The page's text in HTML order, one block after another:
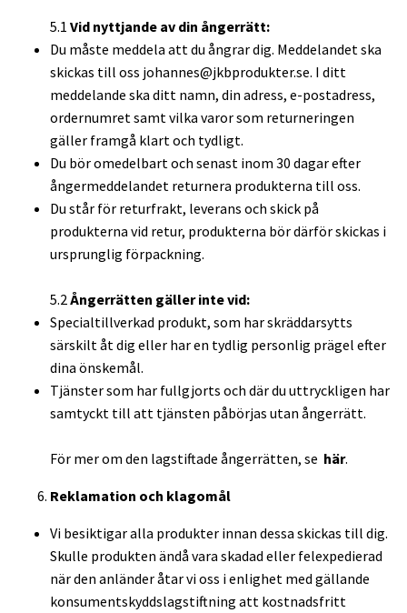
5.1 Vid nyttjande av din ångerrätt:
Du måste meddela att du ångrar dig. Meddelandet ska
skickas till oss johannes@jkbprodukter.se. I ditt
meddelande ska ditt namn, din adress, e-postadress,
ordernumret samt vilka varor som returneringen
gäller framgå klart och tydligt.
Du bör omedelbart och senast inom 30 dagar efter
ångermeddelandet returnera produkterna till oss.
Du står för returfrakt, leverans och skick på
produkterna vid retur, produkterna bör därför skickas i
ursprunglig förpackning.
5.2Ångerrätten gäller inte vid:
Specialtillverkad produkt, som har skräddarsytts
särskilt åt dig eller har en tydlig personlig prägel efter
dina önskemål.
Tjänster som har fullgjorts och där du uttryckligen har
samtyckt till att tjänsten påbörjas utan ångerrätt.
För mer om den lagstiftade ångerrätten, se här.
Reklamation och klagomål
Vi besiktigar alla produkter innan dessa skickas till dig.
Skulle produkten ändå vara skadad eller felexpedierad
när den anländer åtar vi oss i enlighet med gällande
konsumentskyddslagstiftning att kostnadsfritt